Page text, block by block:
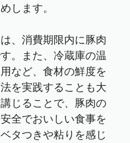
します。
、消費期限内に豚肉
。また、冷蔵庫の温
など、食材の鮮度を
を実践することも大
じることで、豚肉の
全でおいしい食事を
タつきや粘りを感じ